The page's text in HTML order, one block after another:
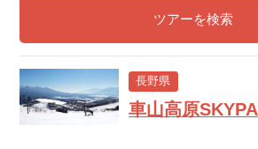
ツアーを検索
長野県
車山高原